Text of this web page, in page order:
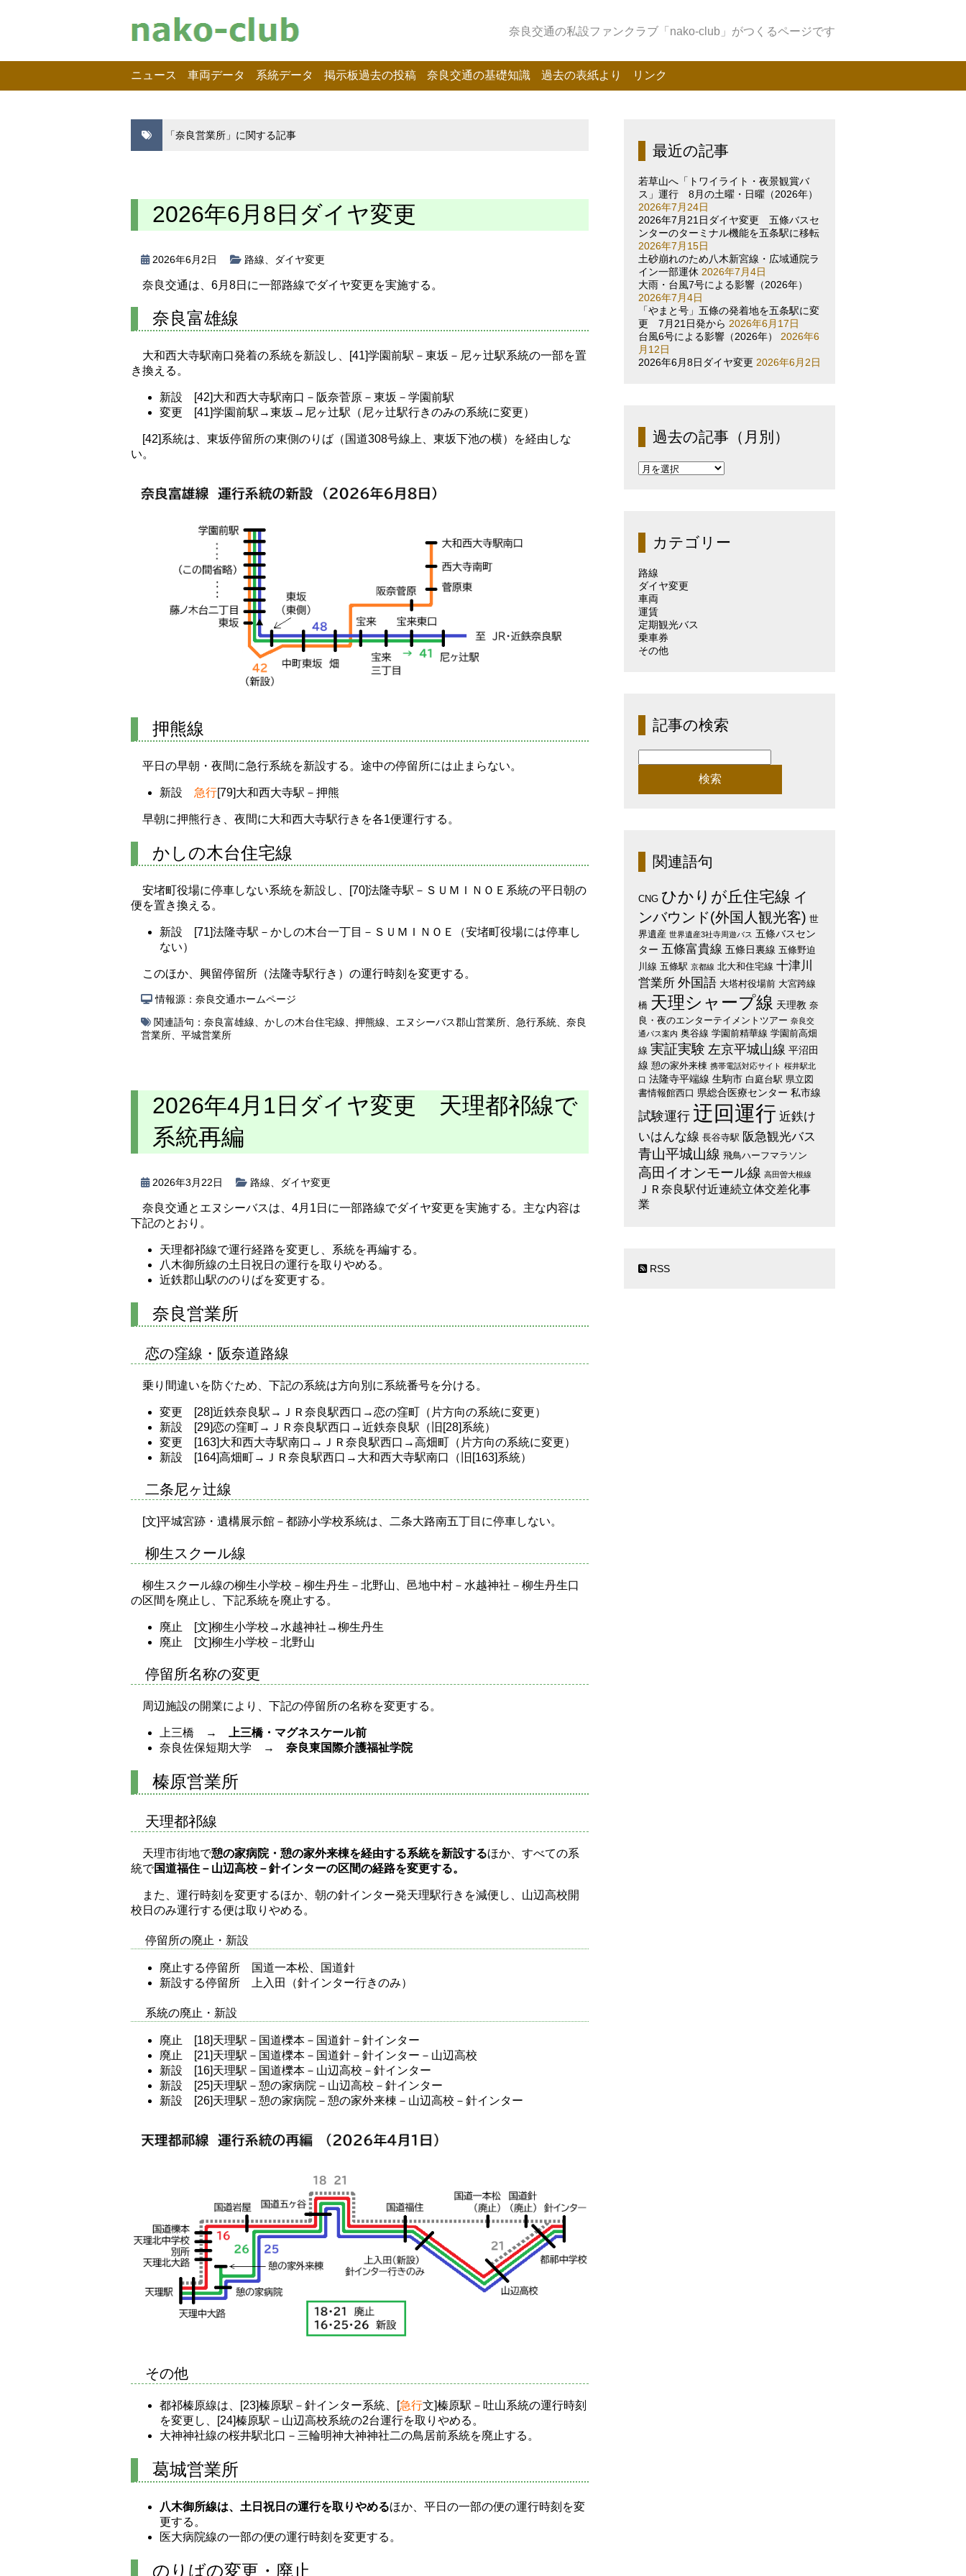
奈良交通の私設ファンクラブ「nako-club」がつくるページです
ニュース 車両データ 系統データ 掲示板過去の投稿 奈良交通の基礎知識 過去の表紙より リンク
「奈良営業所」に関する記事
2026年6月8日ダイヤ変更
2026年6月2日 路線 ダイヤ変更
奈良交通は、6月8日に一部路線でダイヤ変更を実施する。
奈良富雄線
大和西大寺駅南口発着の系統を新設し、[41]学園前駅－東坂－尼ヶ辻駅系統の一部を置
き換える。
新設 [42]大和西大寺駅南口－阪奈菅原－東坂－学園前駅
変更 [41]学園前駅→東坂→尼ヶ辻駅（尼ヶ辻駅行きのみの系統に変更）
[42]系統は、東坂停留所の東側のりば（国道308号線上、東坂下池の横）を経由しな
い。
押熊線
平日の早朝・夜間に急行系統を新設する。途中の停留所には止まらない。
新設 急行[79]大和西大寺駅－押熊
早朝に押熊行き、夜間に大和西大寺駅行きを各1便運行する。
かしの木台住宅線
安堵町役場に停車しない系統を新設し、[70]法隆寺駅－ＳＵＭＩＮＯＥ系統の平日朝の
便を置き換える。
新設 [71]法隆寺駅－かしの木台一丁目－ＳＵＭＩＮＯＥ（安堵町役場には停車し
ない）
このほか、興留停留所（法隆寺駅行き）の運行時刻を変更する。
情報源：奈良交通ホームページ
関連語句： 奈良富雄線、 かしの木台住宅線、 押熊線、 エヌシーバス郡山営業所、 急行系統、 奈良
営業所、 平城営業所
2026年4月1日ダイヤ変更 天理都祁線で
系統再編
2026年3月22日 路線 ダイヤ変更
奈良交通とエヌシーバスは、4月1日に一部路線でダイヤ変更を実施する。主な内容は
下記のとおり。
天理都祁線で運行経路を変更し、系統を再編する。
八木御所線の土日祝日の運行を取りやめる。
近鉄郡山駅ののりばを変更する。
奈良営業所
恋の窪線・阪奈道路線
乗り間違いを防ぐため、下記の系統は方向別に系統番号を分ける。
変更 [28]近鉄奈良駅→ＪＲ奈良駅西口→恋の窪町（片方向の系統に変更）
新設 [29]恋の窪町→ＪＲ奈良駅西口→近鉄奈良駅（旧[28]系統）
変更 [163]大和西大寺駅南口→ＪＲ奈良駅西口→高畑町（片方向の系統に変更）
新設 [164]高畑町→ＪＲ奈良駅西口→大和西大寺駅南口（旧[163]系統）
二条尼ヶ辻線
[文]平城宮跡・遺構展示館－都跡小学校系統は、二条大路南五丁目に停車しない。
柳生スクール線
柳生スクール線の柳生小学校－柳生丹生－北野山、邑地中村－水越神社－柳生丹生口
の区間を廃止し、下記系統を廃止する。
廃止 [文]柳生小学校→水越神社→柳生丹生
廃止 [文]柳生小学校－北野山
停留所名称の変更
周辺施設の開業により、下記の停留所の名称を変更する。
上三橋 →
上三橋・マグネスケール前
奈良佐保短期大学 → 奈良東国際介護福祉学院
榛原営業所
天理都祁線
天理市街地で憩の家病院・憩の家外来棟を経由する系統を新設するほか、すべての系
統で国道福住－山辺高校－針インターの区間の経路を変更する。
また、運行時刻を変更するほか、朝の針インター発天理駅行きを減便し、山辺高校開
校日のみ運行する便は取りやめる。
停留所の廃止・新設
廃止する停留所 国道一本松、国道針
新設する停留所 上入田（針インター行きのみ）
系統の廃止・新設
廃止 [18]天理駅－国道櫟本－国道針－針インター
廃止 [21]天理駅－国道櫟本－国道針－針インター－山辺高校
新設 [16]天理駅－国道櫟本－山辺高校－針インター
新設 [25]天理駅－憩の家病院－山辺高校－針インター
新設 [26]天理駅－憩の家病院－憩の家外来棟－山辺高校－針インター
その他
都祁榛原線は、[23]榛原駅－針インター系統、[急行文]榛原駅－吐山系統の運行時刻
を変更し、[24]榛原駅－山辺高校系統の2台運行を取りやめる。
大神神社線の桜井駅北口－三輪明神大神神社二の鳥居前系統を廃止する。
葛城営業所
八木御所線は、土日祝日の運行を取りやめるほか、平日の一部の便の運行時刻を変
更する。
医大病院線の一部の便の運行時刻を変更する。
のりばの変更・廃止
最近の記事
若草山へ「トワイライト・夜景観賞バ
ス」運行 8月の土曜・日曜（2026年）
2026年7月24日
2026年7月21日ダイヤ変更 五條バスセ
ンターのターミナル機能を五条駅に移転
2026年7月15日
土砂崩れのため八木新宮線・広域通院ラ
イン一部運休 2026年7月4日
大雨・台風7号による影響（2026年）
2026年7月4日
「やまと号」五條の発着地を五条駅に変
更 7月21日発から 2026年6月17日
台風6号による影響（2026年）
2026年6
月12日
2026年6月8日ダイヤ変更 2026年6月2日
過去の記事（月別）
過
（月
別）カテゴリー
路線
ダイヤ変更
車両
運賃
定期観光バス
乗車券
その他
記事の検索
索:
関連語句
CNG ひかりが丘住宅線 イ
ンバウンド(外国人観光客) 世
界遺産 世界遺産3社寺周遊バス 五條バスセン
ター 五條富貴線 五條日裏線 五條野迫
川線 五條駅 京都線 北大和住宅線 十津川
営業所 外国語 大塔村役場前 大宮跨線
橋 天理シャープ線 天理教 奈
良・夜のエンターテイメントツアー 奈良交
通バス案内 奥谷線 学園前精華線 学園前高畑
線 実証実験 左京平城山線 平沼田
線 憩の家外来棟 携帯電話対応サイト 桜井駅北
口 法隆寺平端線 生駒市 白庭台駅 県立図
書情報館西口 県総合医療センター 私市線
試験運行 迂回運行 近鉄け
いはんな線 長谷寺駅 阪急観光バス
青山平城山線 飛鳥ハーフマラソン
高田イオンモール線 高田曽大根線
ＪＲ奈良駅付近連続立体交差化事
業
RSS